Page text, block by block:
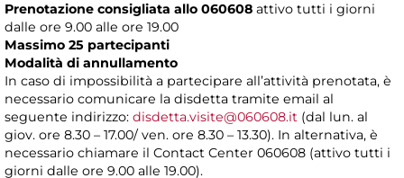
Prenotazione consigliata allo 060608 attivo tutti i giorni
dalle ore 9.00 alle ore 19.00
Massimo 25 partecipanti
Modalità di annullamento
In caso di impossibilità a partecipare all’attività prenotata, è
necessario comunicare la disdetta tramite email al
seguente indirizzo: disdetta.visite@060608.it (dal lun. al
giov. ore 8.30 – 17.00/ ven. ore 8.30 – 13.30). In alternativa, è
necessario chiamare il Contact Center 060608 (attivo tutti i
giorni dalle ore 9.00 alle 19.00).